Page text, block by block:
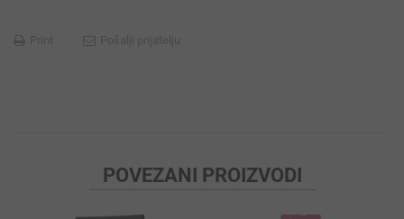
POVEZANI PROIZVODI